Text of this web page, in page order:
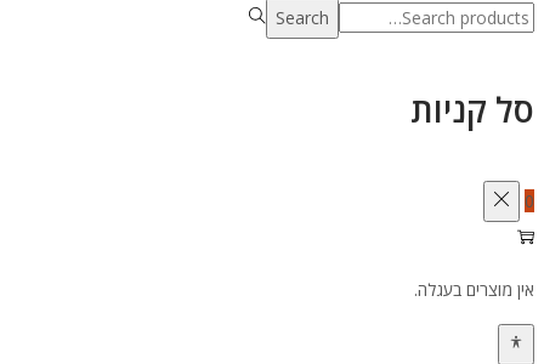
Search
Search
סל קניות
0
אין מוצרים בעגלה.